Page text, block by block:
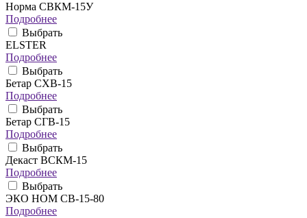
Норма СВКМ-15У
Подробнее
Выбрать
ELSTER
Подробнее
Выбрать
Бетар СХВ-15
Подробнее
Выбрать
Бетар СГВ-15
Подробнее
Выбрать
Декаст ВСКМ-15
Подробнее
Выбрать
ЭКО НОМ СВ-15-80
Подробнее